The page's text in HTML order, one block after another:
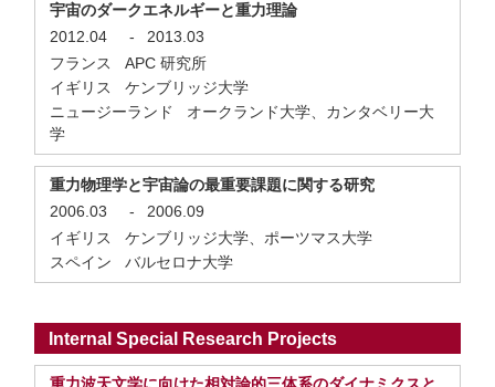
宇宙のダークエネルギーと重力理論
2012.04
-
2013.03
フランス APC 研究所
イギリス ケンブリッジ大学
ニュージーランド オークランド大学、カンタベリー大
学
重力物理学と宇宙論の最重要課題に関する研究
2006.03
-
2006.09
イギリス ケンブリッジ大学、ポーツマス大学
スペイン バルセロナ大学
Internal Special Research Projects